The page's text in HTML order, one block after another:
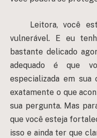
Leitora, você
vulnerável. E eu
bastante delicado
adequado é que
especializada em
exatamente o que
sua pergunta. Mas
que você esteja
isso e ainda ter que